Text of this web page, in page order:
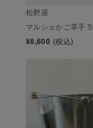
松野屋
マルシェかご革手 S
¥6,600 (税込)